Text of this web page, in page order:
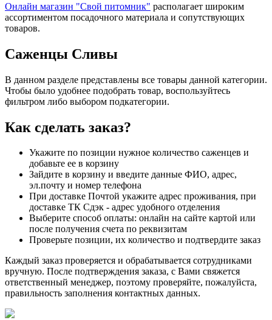
Онлайн магазин "Свой питомник" располагает широким
ассортиментом посадочного материала и сопутствующих
товаров.
Саженцы Сливы
В данном разделе представлены все товары данной категории.
Чтобы было удобнее подобрать товар, воспользуйтесь
фильтром либо выбором подкатегории.
Как сделать заказ?
Укажите по позиции нужное количество саженцев и
добавьте ее в корзину
Зайдите в корзину и введите данные ФИО, адрес,
эл.почту и номер телефона
При доставке Почтой укажите адрес проживания, при
доставке ТК Сдэк - адрес удобного отделения
Выберите способ оплаты: онлайн на сайте картой или
после получения счета по реквизитам
Проверьте позиции, их количество и подтвердите заказ
Каждый заказ проверяется и обрабатывается сотрудниками
вручную. После подтверждения заказа, с Вами свяжется
ответственный менеджер, поэтому проверяйте, пожалуйста,
правильность заполнения контактных данных.